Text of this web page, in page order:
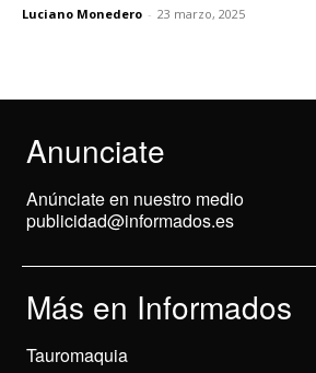
Luciano Monedero - 23 marzo, 2025
Anunciate
Anúnciate en nuestro medio
publicidad@informados.es
Más en Informados
Tauromaquia